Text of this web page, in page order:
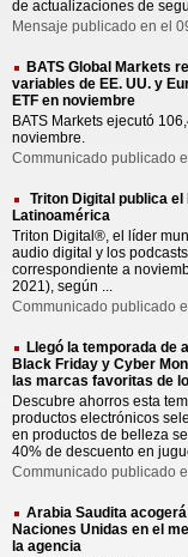
de actualizaciones de
Mensaje publicado en el
BATS Global Markets
variables de EE. UU. y
ETF en noviembre
BATS Markets ejecutó
noviembre.
Communicado publicado
Triton Digital publica
Latinoamérica
Triton Digital®, el líder
audio digital y los
correspondiente a
2021), según ...
Communicado publicado
Llegó la temporada de
Black Friday y Cyber
las marcas favoritas de
Descubre ahorros esta
productos electrónicos
en productos de belleza
40% de descuento en
Communicado publicado
Arabia Saudita
Naciones Unidas en el
la agencia